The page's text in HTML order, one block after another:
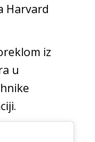
Harvard
iz
u